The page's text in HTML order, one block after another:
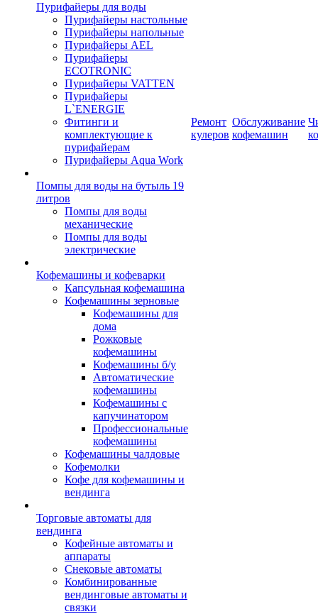
Пурифайеры для воды
Пурифайеры настольные
Пурифайеры напольные
Пурифайеры AEL
Пурифайеры
ECOTRONIC
Пурифайеры VATTEN
Пурифайеры
L`ENERGIE
Фитинги и
комплектующие к
пурифайерам
Пурифайеры Aqua Work
Помпы для воды на бутыль 19
литров
Помпы для воды
механические
Помпы для воды
электрические
Кофемашины и кофеварки
Капсульная кофемашина
Кофемашины зерновые
Кофемашины для
дома
Рожковые
кофемашины
Кофемашины б/у
Автоматические
кофемашины
Кофемашины с
капучинатором
Профессиональные
кофемашины
Кофемашины чалдовые
Кофемолки
Кофе для кофемашины и
вендинга
Торговые автоматы для
вендинга
Кофейные автоматы и
аппараты
Снековые автоматы
Комбинированные
вендинговые автоматы и
связки
Ремонт
кулеров
Обслуживание
кофемашин